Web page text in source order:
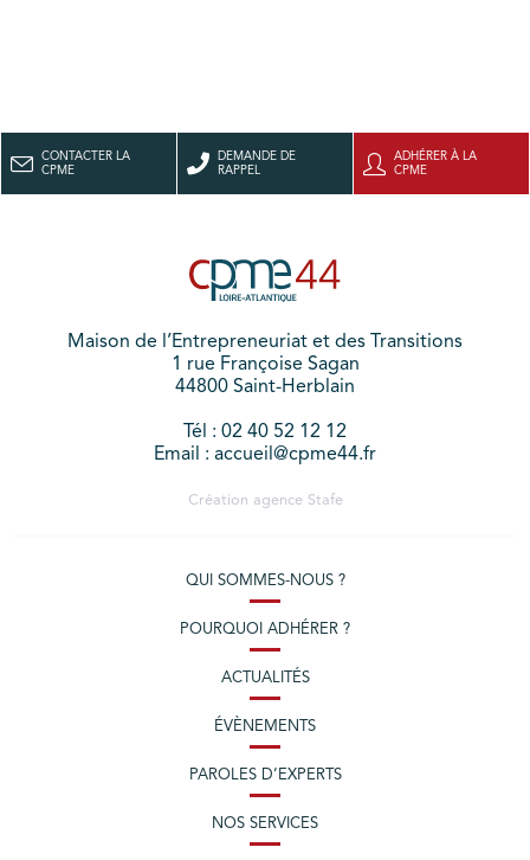
CONTACTER LA
CPME
DEMANDE DE
RAPPEL
ADHÉRER À LA
CPME
Maison de l’Entrepreneuriat et des Transitions
1 rue Françoise Sagan
44800 Saint-Herblain
Tél : 02 40 52 12 12
Email : accueil@cpme44.fr
Création agence Stafe
QUI SOMMES-NOUS ?
POURQUOI ADHÉRER ?
ACTUALITÉS
ÉVÈNEMENTS
PAROLES D’EXPERTS
NOS SERVICES